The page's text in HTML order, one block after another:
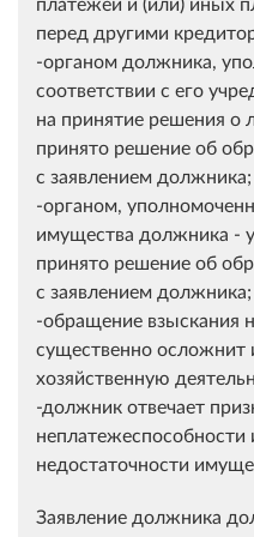
перед другими
-органом должника,
соответствии с его
на принятие решения о
принято решение об
с заявлением должника;
-органом,
имущества должника -
принято решение об
с заявлением должника;
-обращение взыскания
существенно осложнит
хозяйственную
-должник отвечает
неплатежеспособности
недостаточности
Заявление должника